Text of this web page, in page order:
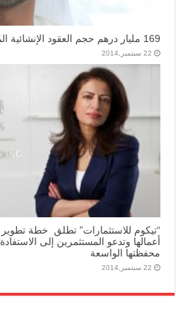
169 مليار درهم حجم العقود الإنشائية المُسندة في الإمارات
22 سبتمبر,2014
“تيكوم للاستثمارات” تطلق خطة
أعمالها وتدعو المستثمرين إلى
محفظتها الواسعة
22 سبتمبر,2014